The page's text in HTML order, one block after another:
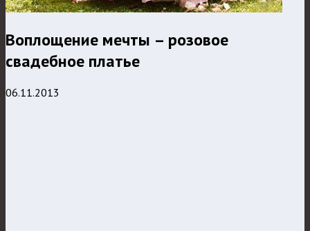
Воплощение мечты – розовое
свадебное платье
06.11.2013